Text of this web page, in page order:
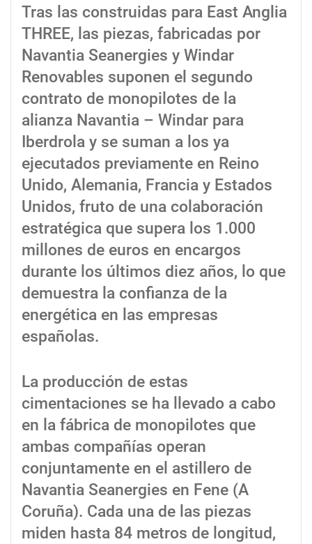
Tras las construidas para East Anglia
THREE, las piezas, fabricadas por
Navantia Seanergies y Windar
Renovables suponen el segundo
contrato de monopilotes de la
alianza Navantia – Windar para
Iberdrola y se suman a los ya
ejecutados previamente en Reino
Unido, Alemania, Francia y Estados
Unidos, fruto de una colaboración
estratégica que supera los 1.000
millones de euros en encargos
durante los últimos diez años, lo que
demuestra la confianza de la
energética en las empresas
españolas.
La producción de estas
cimentaciones se ha llevado a cabo
en la fábrica de monopilotes que
ambas compañías operan
conjuntamente en el astillero de
Navantia Seanergies en Fene (A
Coruña). Cada una de las piezas
miden hasta 84 metros de longitud,